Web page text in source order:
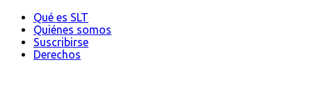
Qué es SLT
Quiénes somos
Suscribirse
Derechos